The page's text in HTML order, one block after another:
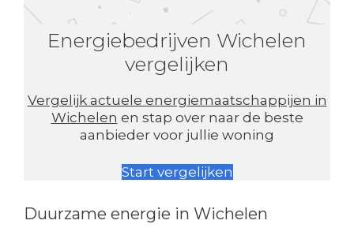
Energiebedrijven Wichelen
vergelijken
Vergelijk actuele energiemaatschappijen in
Wichelen en stap over naar de beste
aanbieder voor jullie woning
Start vergelijken
Duurzame energie in Wichelen